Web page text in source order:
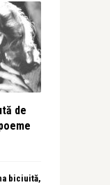
de
biciuită,